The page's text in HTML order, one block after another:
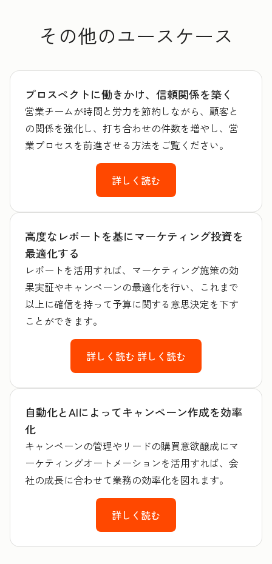
その他のユースケース
プロスペクトに働きかけ、信頼関係を築く
営業チームが時間と労力を節約しながら、顧客と
の関係を強化し、打ち合わせの件数を増やし、営
業プロセスを前進させる方法をご覧ください。
詳しく読む
高度なレポートを基にマーケティング投資を
最適化する
レポートを活用すれば、マーケティング施策の効
果実証やキャンペーンの最適化を行い、これまで
以上に確信を持って予算に関する意思決定を下す
ことができます。
詳しく読む 詳しく読む
自動化とAIによってキャンペーン作成を効率
化
キャンペーンの管理やリードの購買意欲醸成にマ
ーケティングオートメーションを活用すれば、会
社の成長に合わせて業務の効率化を図れます。
詳しく読む